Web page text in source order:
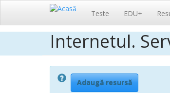
conținutul
Navigare
principală
Teste EDU+
Internetul.
Adaugă resursă